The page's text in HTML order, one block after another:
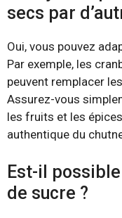
secs par
Oui, vous pouvez
Par exemple, les
peuvent remplacer
Assurez-vous
les fruits et les
authentique du
Est-il
de sucre ?